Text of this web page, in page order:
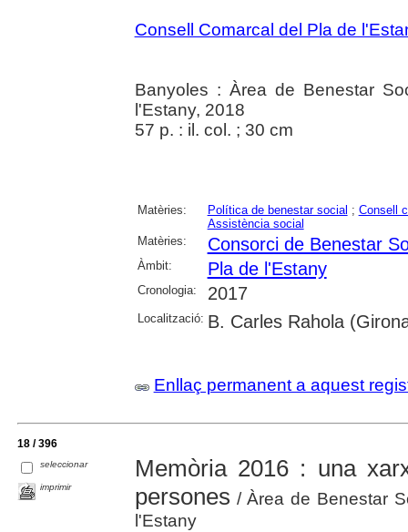
Consell Comarcal del Pla de
Banyoles : Àrea de Benestar
l'Estany, 2018
57 p. : il. col. ; 30 cm
Matèries: Política de benestar social ; Consell
Assistència social
Matèries:
Consorci de Benestar
Àmbit: Pla de l'Estany
Cronologia: 2017
Localització: B. Carles Rahola
Enllaç permanent a aquest
18 / 396
seleccionar
imprimir
Memòria 2016 : una
persones / Àrea de Benestar
l'Estany